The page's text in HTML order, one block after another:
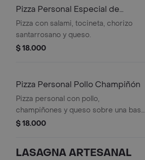
Pizza Personal Especial de
Carnes
Pizza con salami, tocineta, chorizo
santarrosano y queso.
$ 18.000
Pizza Personal Pollo Champiñón
Pizza personal con pollo,
champiñones y queso sobre una base
de salsa de tomate.
$ 18.000
LASAGNA ARTESANAL